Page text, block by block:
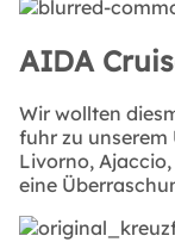
AIDA
Wir wollten
fuhr zu unserem
Livorno,
eine